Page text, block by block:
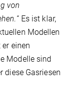
von
“ Es ist klar,
Modellen
einen
Modelle sind
diese Gasriesen